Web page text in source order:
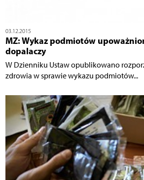
03.12.2015
MZ: Wykaz podmiotów
dopalaczy
W Dzienniku Ustaw opublikowano
zdrowia w sprawie wykazu podmiotów...